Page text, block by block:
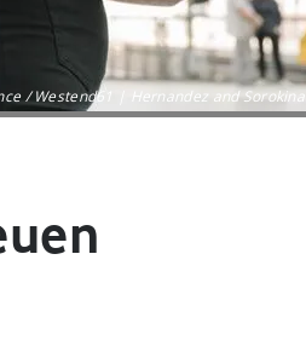
/ Westend61 | Hernandez and Sorokina